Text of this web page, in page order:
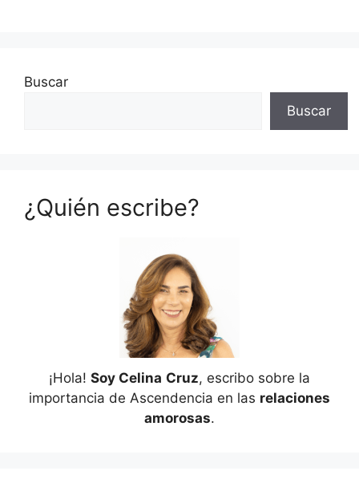
Buscar
Buscar
¿Quién escribe?
¡Hola! Soy Celina Cruz, escribo sobre la
importancia de Ascendencia en las relaciones
amorosas.